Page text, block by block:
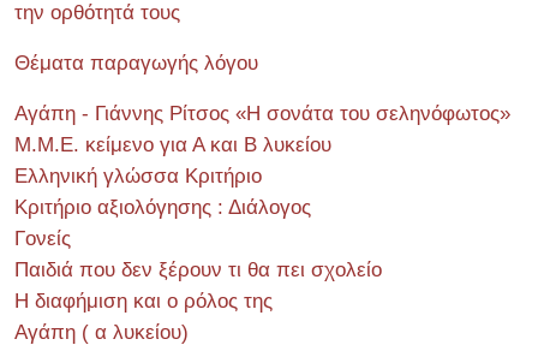
την ορθότητά τους
Θέματα παραγωγής λόγου
Αγάπη - Γιάννης Ρίτσος «Η σονάτα του σεληνόφωτος»
Μ.Μ.Ε. κείμενο για Α και Β λυκείου
Ελληνική γλώσσα Κριτήριο
Κριτήριο αξιολόγησης : Διάλογος
Γονείς
Παιδιά που δεν ξέρουν τι θα πει σχολείο
Η διαφήμιση και ο ρόλος της
Αγάπη ( α λυκείου)